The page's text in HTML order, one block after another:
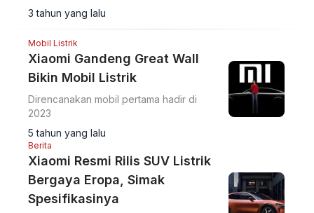
3 tahun yang lalu
Mobil Listrik
Xiaomi Gandeng Great Wall
Bikin Mobil Listrik
Direncanakan mobil pertama hadir di
2023
5 tahun yang lalu
Berita
Xiaomi Resmi Rilis SUV Listrik
Bergaya Eropa, Simak
Spesifikasinya